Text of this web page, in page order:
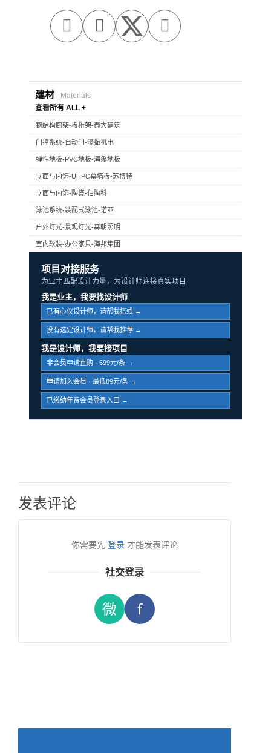
  
建材
Materials
查看所有 ALL +
钢结构廊架-板桁架-泰大建筑
门控系统-自动门-濠振机电
弹性地板-PVC地板-海象地板
立面与内饰-UHPC幕墙板-苏博特
立面与内饰-陶瓷-伯陶科
泳池系统-装配式泳池-诺亚
户外灯光-景观灯光-森朝照明
室内软装-办公家具-海邦集团
项目对接服务
为业主匹配设计力量，为设计师连接真实项目
我是业主，我要找设计师
已有心仪设计师，请帮我搭线 →
没有选定设计师，请帮我推荐 →
我是设计师，我要接项目
非会员申请直购 · 699元/条 →
申请加入会员 · 最低89元/条 →
已缴纳年费会员登录入口 →
发表评论
你需要先 登录 才能发表评论
社交登录
微 f